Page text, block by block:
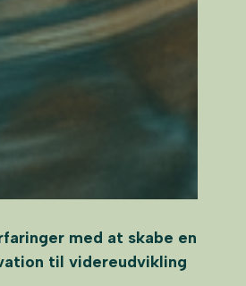
med at skabe en
til videreudvikling